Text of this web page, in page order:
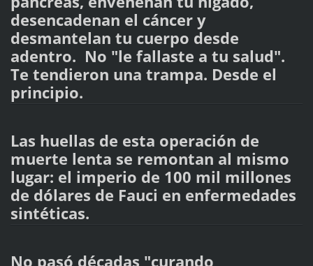
desencadenan el cáncer y
desmantelan tu cuerpo desde
adentro. No "le fallaste a tu salud".
Te tendieron una trampa. Desde el
principio.
Las huellas de esta operación de
muerte lenta se remontan al mismo
lugar: el imperio de 100 mil millones
de dólares de Fauci en enfermedades
sintéticas.
No pasó décadas "curando